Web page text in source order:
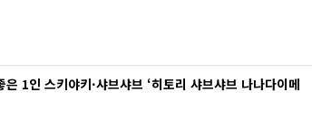
1인 스키야키·샤브샤브 ‘히토리 샤브샤브 나나다이메